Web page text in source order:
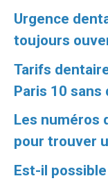
Urgence
toujours
Tarifs
Paris 10
Les numéros
pour trouver
Est-il